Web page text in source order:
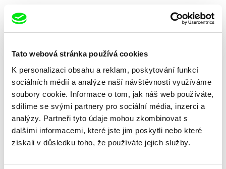
Tato webová stránka používá cookies
K personalizaci obsahu a reklam, poskytování funkcí
sociálních médií a analýze naší návštěvnosti využíváme
soubory cookie. Informace o tom, jak náš web používáte,
sdílíme se svými partnery pro sociální média, inzerci a
analýzy. Partneři tyto údaje mohou zkombinovat s
dalšími informacemi, které jste jim poskytli nebo které
získali v důsledku toho, že používáte jejich služby.
Ru Kuwahata, Max Porter
Prázdný prostor
Linda Kallistová Jablonská
Psí láska